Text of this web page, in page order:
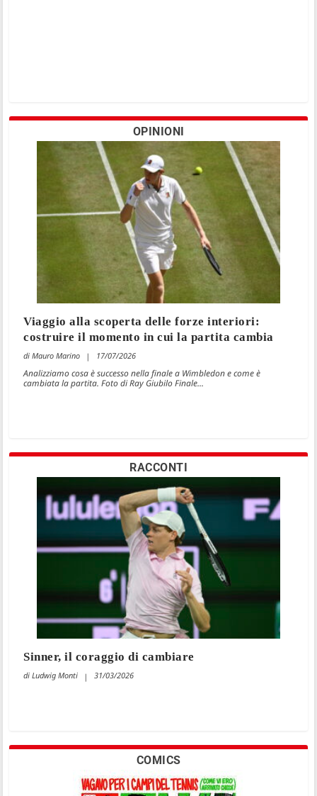
OPINIONI
Viaggio alla scoperta delle forze interiori:
costruire il momento in cui la partita cambia
Mauro Marino 17/07/2026
Analizziamo cosa è successo nella finale a Wimbledon e come è
cambiata la partita. Foto di Ray Giubilo Finale...
RACCONTI
Sinner, il coraggio di cambiare
Ludwig Monti 31/03/2026
COMICS